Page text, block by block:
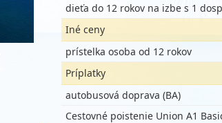
dieťa do 12 rokov na izbe s 1
Iné ceny
prístelka osoba od 12 rokov
Príplatky
autobusová doprava (BA)
Cestovné poistenie Union A1